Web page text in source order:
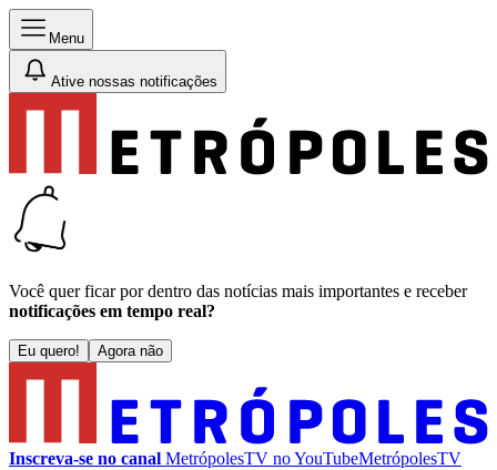
Menu
Ative nossas notificações
Você quer ficar por dentro das notícias mais importantes e receber
notificações em tempo real?
Eu quero! Agora não
Inscreva-se no canal MetrópolesTV noYouTubeMetrópolesTV